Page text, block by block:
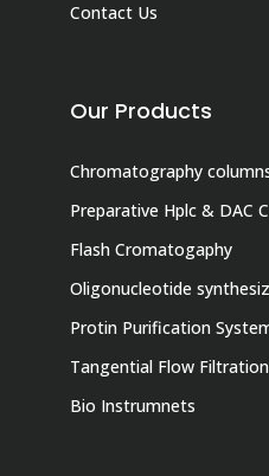
Contact Us
Our Products
Chromatography
Preparative Hplc & DAC
Flash Cromatogaphy
Oligonucleotide
Protin Purification
Tangential Flow
Bio Instrumnets